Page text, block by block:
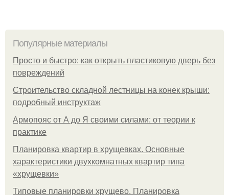
Популярные материалы
Просто и быстро: как открыть пластиковую дверь без
повреждений
Строительство складной лестницы на конек крыши:
подробный инструктаж
Армопояс от А до Я своими силами: от теории к
практике
Планировка квартир в хрущевках. Основные
характеристики двухкомнатных квартир типа
«хрущевки»
Типовые планировки хрущево. Планировка